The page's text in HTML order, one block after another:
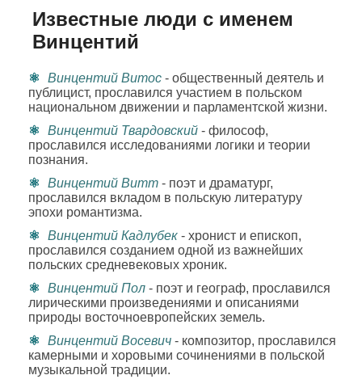
Известные люди с именем
Винцентий
Винцентий Витос - общественный деятель и
публицист, прославился участием в польском
национальном движении и парламентской жизни.
Винцентий Твардовский - философ,
прославился исследованиями логики и теории
познания.
Винцентий Витт - поэт и драматург,
прославился вкладом в польскую литературу
эпохи романтизма.
Винцентий Кадлубек - хронист и епископ,
прославился созданием одной из важнейших
польских средневековых хроник.
Винцентий Пол - поэт и географ, прославился
лирическими произведениями и описаниями
природы восточноевропейских земель.
Винцентий Восевич - композитор, прославился
камерными и хоровыми сочинениями в польской
музыкальной традиции.